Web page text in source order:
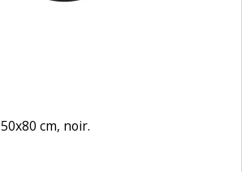
cm, noir.